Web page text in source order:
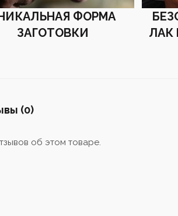
ФОРМА
ЗАГОТОВКИ
ЛАК
(0)
об этом товаре.